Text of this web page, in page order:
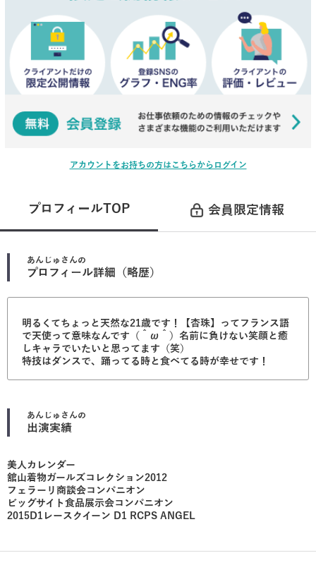
アカウントをお持ちの方はこちらからログイン
プロフィールTOP 会員限定情報
あんじゅ さんの
プロフィール詳細（略歴）
明るくてちょっと天然な21歳です！【杏珠】ってフランス語
で天使って意味なんです（＾ω＾）名前に負けない笑顔と癒
しキャラでいたいと思ってます（笑）
特技はダンスで、踊ってる時と食べてる時が幸せです！
あんじゅ さんの
出演実績
美人カレンダー
舘山着物ガールズコレクション2012
フェラーリ商談会コンパニオン
ビッグサイト食品展示会コンパニオン
2015D1レースクイーン D1 RCPS ANGEL